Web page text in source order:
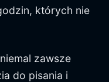
których nie
zawsze
do pisania i